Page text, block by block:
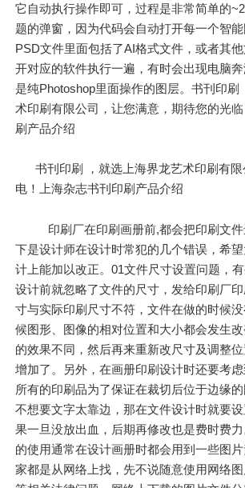
它自动执行操作即可，过程是非常简单的
题的弹窗，因为代码会自动打开每一个智
PSD文件里面包括了AI格式文件，或者其
开对应的软件执行一遍，有时会出现电脑
是纯Photoshop里面操作的图层。书刊印刷
术印刷有限公司，让您满意，期待您的光
刷产品介绍
书刊印刷 ，就选上海界龙艺术印刷有
电！上海杂志书刊印刷产品介绍
印刷厂在印刷画册前,都会把印刷文件
下是设计师在设计时常犯的几个错误，希
计上能加以改正。01文件尺寸设置问题，
设计前就忽略了文件的尺寸，发给印刷厂
寸与实际印刷尺寸不符，文件在做的时候
候图形、图像的相对位置和大小都会发生
的效果不同，然后再来重新改尺寸及调整
增加了。另外，在画册印刷设计时还要考
所有的印刷品为了保证在裁切后位于边缘
不想要文字太靠边，那在文件设计时就要
果一旦没放出血，后期再修改也是费时费
的使用通常在设计画册时都会用到一些图
家都是从网络上找，先不说随意使用网络